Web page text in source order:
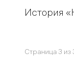
История
Страница 3 из